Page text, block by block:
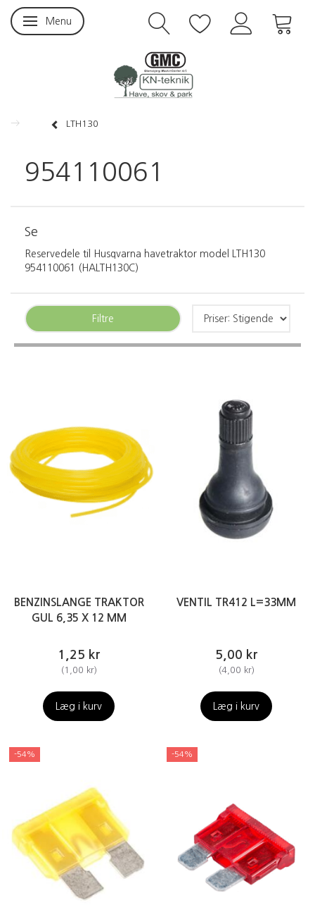
Skifte navigation
Menu
LTH130
954110061
Se
Reservedele til Husqvarna havetraktor model LTH130
954110061 (HALTH130C)
Filtre
BENZINSLANGE TRAKTOR
GUL 6,35 X 12 MM
1,25 kr
(1,00 kr)
Læg i kurv
VENTIL TR412 L=33MM
5,00 kr
(4,00 kr)
Læg i kurv
-54% -54%